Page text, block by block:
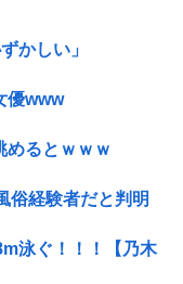
かしい」
優www
めるとｗｗｗ
俗経験者だと判明
泳ぐ！！！【乃木